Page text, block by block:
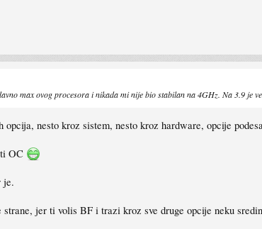
max ovog procesora i nikada mi nije bio stabilan na 4GHz. Na 3.9 je
nesto kroz sistem, nesto kroz hardware, opcije
OC
je.
strane, jer ti volis BF i trazi kroz sve druge opcije neku